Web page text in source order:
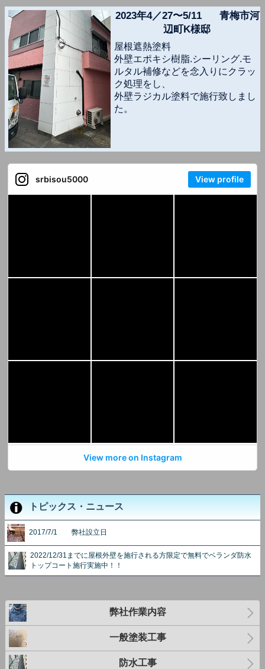
2023年4／27〜5/11 青梅市河
辺町K様邸
屋根遮熱塗料
外壁エポキシ樹脂.シーリング.モ
ルタル補修などを念入りにクラッ
ク処理をし、
外壁ラジカル塗料で施行致しまし
た。
srbisou5000 View profile
View more on Instagram
トピックス・ニュース
2017/7/1 弊社設立日
2022/12/31までに屋根外壁を施行される方限定で無料でベランダ防水
トップコート施行実施中！！
弊社作業内容
一般塗装工事
防水工事